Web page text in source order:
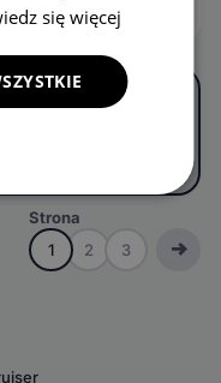
Strona
1
2 3
się więcej